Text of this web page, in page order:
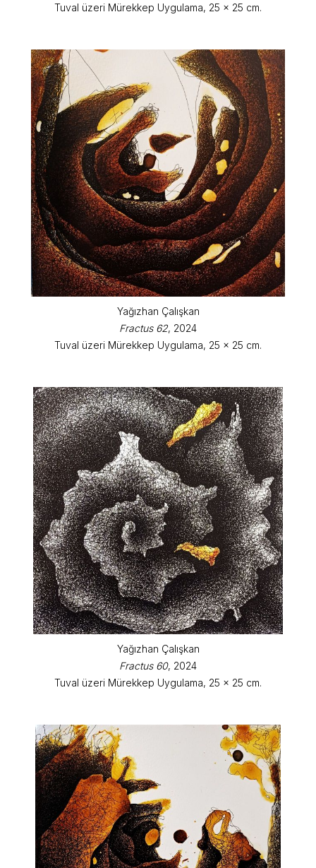
Tuval üzeri Mürekkep Uygulama, 25 x 25 cm.
Yağızhan Çalışkan
Fractus 62, 2024
Tuval üzeri Mürekkep Uygulama, 25 x 25 cm.
Yağızhan Çalışkan
Fractus 60, 2024
Tuval üzeri Mürekkep Uygulama, 25 x 25 cm.